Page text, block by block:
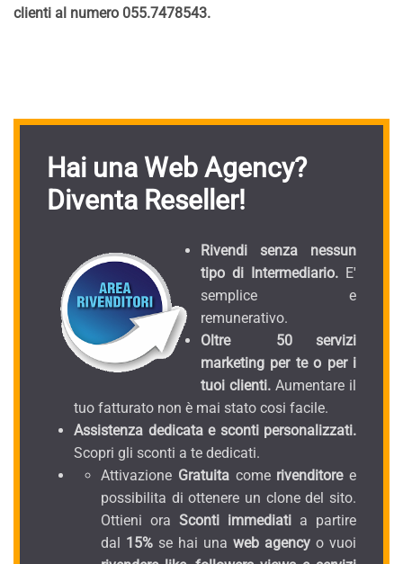
clienti al numero 055.7478543.
Hai una Web Agency?
Diventa Reseller!
Rivendi senza nessun
tipo di Intermediario. E'
semplice e
remunerativo.
Oltre 50 servizi
marketing per te o per i
tuoi clienti. Aumentare il
tuo fatturato non è mai stato cosi facile.
Assistenza dedicata e sconti personalizzati.
Scopri gli sconti a te dedicati.
Attivazione Gratuitacomerivenditoree
possibilita di ottenere un clone del sito.
Ottieni ora Sconti immediati a partire
dal 15% se hai una web agency o vuoi